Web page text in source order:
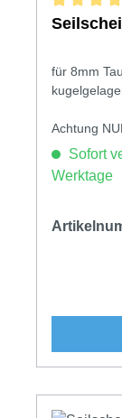
für 8mm Tau
Achtung
Sofort
Werktage